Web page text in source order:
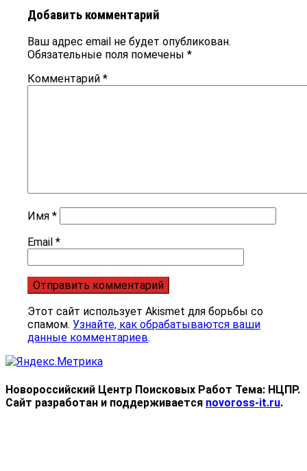
Добавить комментарий
Ваш адрес email не будет опубликован.
Обязательные поля помечены*
Комментарий*
Имя*
Email*
Этот сайт использует Akismet для борьбы со
спамом.Узнайте, как обрабатываются ваши
данные комментариев.
Новороссийский Центр Поисковых Работ Тема: НЦПР.
Сайт разработан и поддерживается novoross-it.ru.